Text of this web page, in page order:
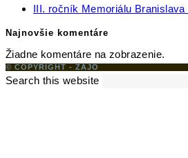
III. ročník Memoriálu
Najnovšie komentáre
Žiadne komentáre na zobrazenie.
© COPYRIGHT - ZAJO
Search this website